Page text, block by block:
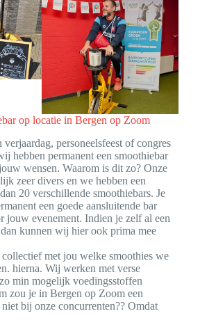
op locatie in Bergen op Zoom
personeelsfeest of congres
hebben permanent een smoothiebar
wensen. Waarom is dit zo? Onze
zeer divers en we hebben een
20 verschillende smoothiebars. Je
een goede aansluitende bar
jouw evenement. Indien je zelf al een
kunnen wij hier ook prima mee
met jou welke smoothies we
hierna. Wij werken met verse
min mogelijk voedingsstoffen
zou je in Bergen op Zoom een
bij onze concurrenten?? Omdat